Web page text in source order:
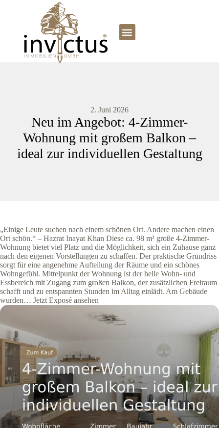
2. Juni 2026
Neu im Angebot: 4-Zimmer-
Wohnung mit großem Balkon –
ideal zur individuellen Gestaltung
„Einige Leute suchen nach einem schönen Ort. Andere machen einen
Ort schön.“ – Hazrat Inayat Khan Diese ca. 98 m² große 4-Zimmer-
Wohnung bietet viel Platz und die Möglichkeit, sich ein Zuhause ganz
nach den eigenen Vorstellungen zu schaffen. Der praktische Grundriss
sorgt für eine angenehme Aufteilung der Räume und ein schönes
Wohngefühl. Mittelpunkt der Wohnung ist der helle Wohn- und
Essbereich mit Zugang zum großen Balkon, der zusätzlichen Freiraum
schafft und zu entspannten Stunden im Alltag einlädt. Am Gebäude
wurden… Jetzt Exposé ansehen